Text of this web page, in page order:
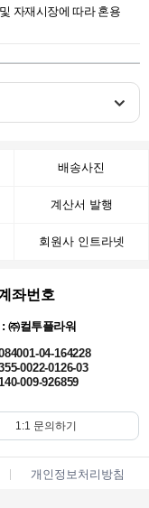
자재시장에 따라 혼용
배송사진
계산서 발행
회원사 인트라넷
좌번호
㈜컬투플라워
04-164228
0022-0126-03
009-926859
1:1 문의하기
개인정보처리방침